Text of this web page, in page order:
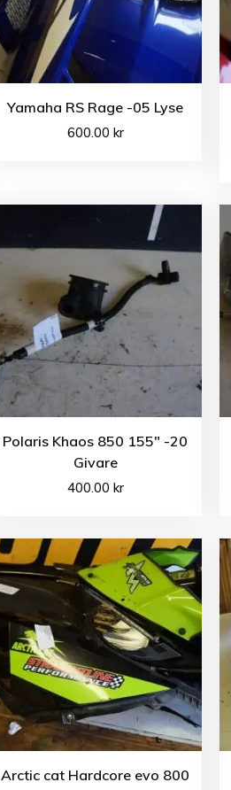
Yamaha RS Rage -05 Lyse
600.00 kr
Polaris Khaos 850 155″ -20
Givare
400.00 kr
Arctic cat Hardcore evo 800